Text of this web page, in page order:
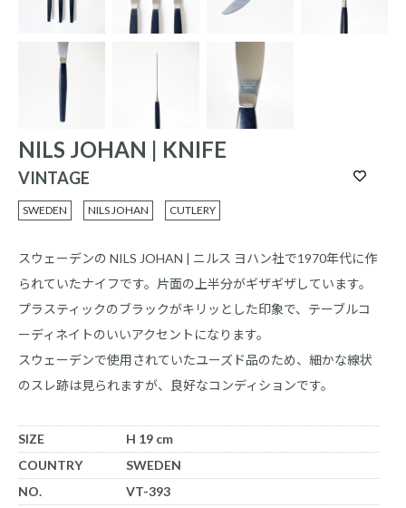
NILS JOHAN | KNIFE
VINTAGE
SWEDEN NILS JOHAN CUTLERY
スウェーデンの NILS JOHAN | ニルス ヨハン社で1970年代に作
られていたナイフです。片面の上半分がギザギザしています。
プラスティックのブラックがキリッとした印象で、テーブルコ
ーディネイトのいいアクセントになります。
スウェーデンで使用されていたユーズド品のため、細かな線状
のスレ跡は見られますが、良好なコンディションです。
SIZE
H 19 cm
COUNTRY
SWEDEN
NO.
VT-393